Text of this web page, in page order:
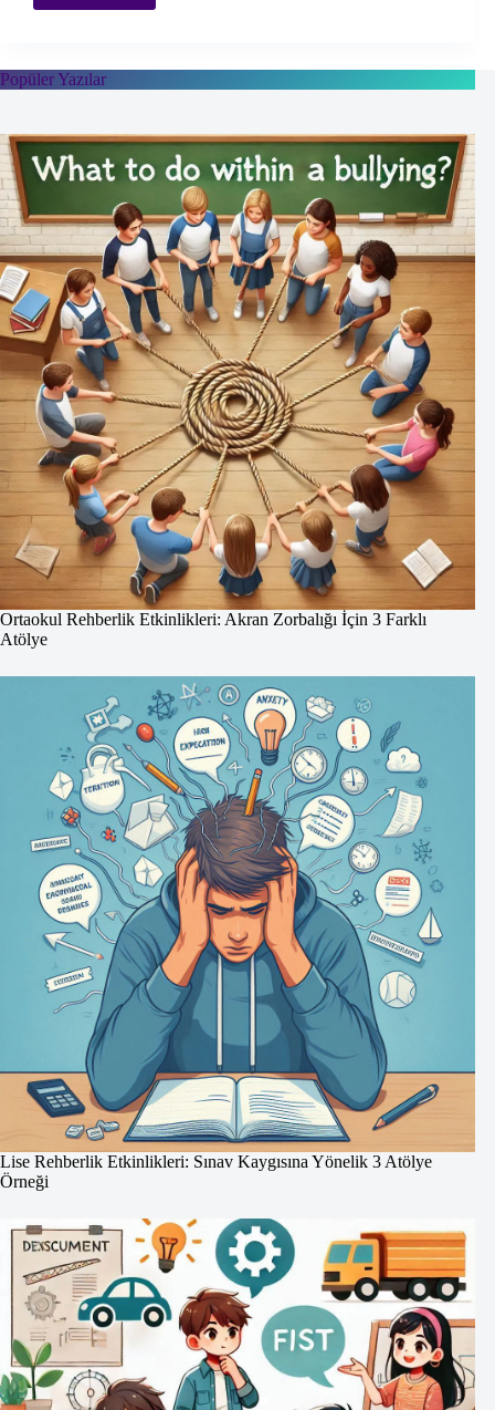
Testler:
MMPI-
2
PI-
3
Popüler Yazılar
Ortaokul Rehberlik Etkinlikleri: Akran Zorbalığı İçin 3 Farklı
Atölye
Lise Rehberlik Etkinlikleri: Sınav Kaygısına Yönelik 3 Atölye
Örneği